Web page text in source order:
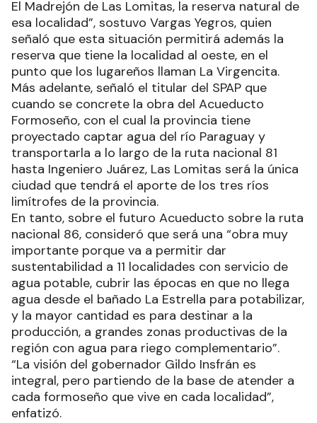
El Madrejón de Las Lomitas, la reserva natural de
esa localidad”, sostuvo Vargas Yegros, quien
señaló que esta situación permitirá además la
reserva que tiene la localidad al oeste, en el
punto que los lugareños llaman La Virgencita.
Más adelante, señaló el titular del SPAP que
cuando se concrete la obra del Acueducto
Formoseño, con el cual la provincia tiene
proyectado captar agua del río Paraguay y
transportarla a lo largo de la ruta nacional 81
hasta Ingeniero Juárez, Las Lomitas será la única
ciudad que tendrá el aporte de los tres ríos
limítrofes de la provincia.
En tanto, sobre el futuro Acueducto sobre la ruta
nacional 86, consideró que será una “obra muy
importante porque va a permitir dar
sustentabilidad a 11 localidades con servicio de
agua potable, cubrir las épocas en que no llega
agua desde el bañado La Estrella para potabilizar,
y la mayor cantidad es para destinar a la
producción, a grandes zonas productivas de la
región con agua para riego complementario”.
“La visión del gobernador Gildo Insfrán es
integral, pero partiendo de la base de atender a
cada formoseño que vive en cada localidad”,
enfatizó.